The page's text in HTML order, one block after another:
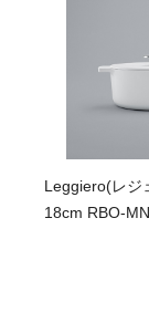
Leggiero(レジ
18cm RBO-